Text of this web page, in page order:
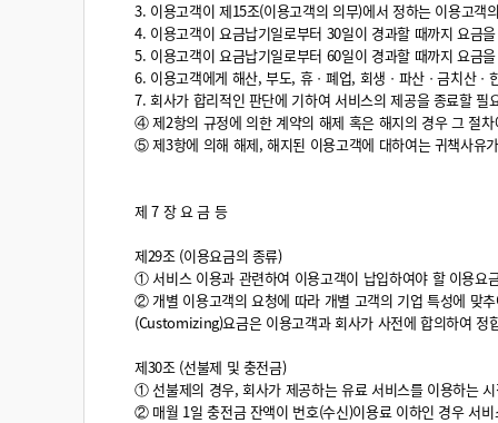
3. 이용고객이 제15조(이용고객의 의무)에서 정하는 이용고객
4. 이용고객이 요금납기일로부터 30일이 경과할 때까지 요금
5. 이용고객이 요금납기일로부터 60일이 경과할 때까지 요금
6. 이용고객에게 해산, 부도, 휴ㆍ폐업, 회생ㆍ파산ㆍ금치산
7. 회사가 합리적인 판단에 기하여 서비스의 제공을 종료할 필
④ 제2항의 규정에 의한 계약의 해제 혹은 해지의 경우 그 절
⑤ 제3항에 의해 해제, 해지된 이용고객에 대하여는 귀책사유
제 7 장 요 금 등
제29조 (이용요금의 종류)
① 서비스 이용과 관련하여 이용고객이 납입하여야 할 이용요
② 개별 이용고객의 요청에 따라 개별 고객의 기업 특성에 맞
(Customizing)요금은 이용고객과 회사가 사전에 합의하여 정
제30조 (선불제 및 충전금)
① 선불제의 경우, 회사가 제공하는 유료 서비스를 이용하는
② 매월 1일 충전금 잔액이 번호(수신)이용료 이하인 경우 서